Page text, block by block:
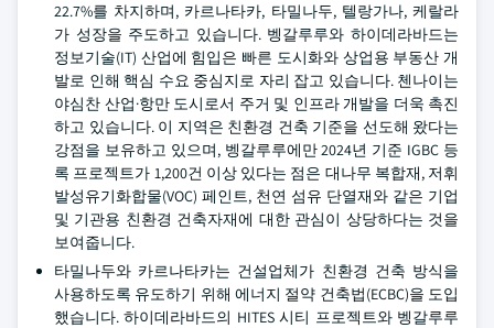
22.7%를 차지하며, 카르나타카, 타밀나두, 텔랑가나, 케랄라
가 성장을 주도하고 있습니다. 벵갈루루와 하이데라바드는
정보기술(IT) 산업에 힘입은 빠른 도시화와 상업용 부동산 개
발로 인해 핵심 수요 중심지로 자리 잡고 있습니다. 첸나이는
야심찬 산업·항만 도시로서 주거 및 인프라 개발을 더욱 촉진
하고 있습니다. 이 지역은 친환경 건축 기준을 선도해 왔다는
강점을 보유하고 있으며, 벵갈루루에만 2024년 기준 IGBC 등
록 프로젝트가 1,200건 이상 있다는 점은 대나무 복합재, 저휘
발성유기화합물(VOC) 페인트, 천연 섬유 단열재와 같은 기업
및 기관용 친환경 건축자재에 대한 관심이 상당하다는 것을
보여줍니다.
타밀나두와 카르나타카는 건설업체가 친환경 건축 방식을
사용하도록 유도하기 위해 에너지 절약 건축법(ECBC)을 도입
했습니다. 하이데라바드의 HITES 시티 프로젝트와 벵갈루루